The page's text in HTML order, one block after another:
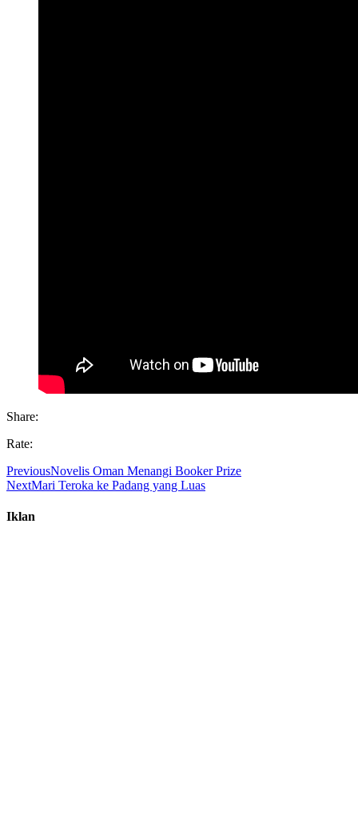
Share:
Rate:
PreviousNovelis Oman Menangi Booker Prize
NextMari Teroka ke Padang yang Luas
Iklan